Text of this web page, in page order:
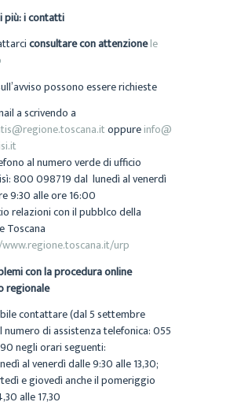
più: i contatti
consultare con attenzionele
possono essere richieste
a scrivendo a
oppureinfo@
al numero verde di ufficio
800 098719 dal lunedì al venerdì
9:30 alle ore 16:00
relazioni con il pubblco della
Toscana
urp
con la procedura online
regionale
contattare (dal 5 settembre
numero di assistenza telefonica: 055
negli orari seguenti:
al venerdì dalle 9:30 alle 13,30;
e giovedì anche il pomeriggio
alle 17,30